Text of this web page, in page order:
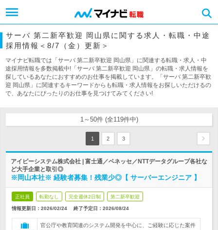
サーバ 第二新卒歓迎 岡山県に関する求人・転職・中途
採用情報＜8/7（金）更新＞
マイナビ転職では「サーバ 第二新卒歓迎 岡山県」に関連する転職・求人・中
途採用情報を多数掲載中!「サーバ 第二新卒歓迎 岡山県」の転職・求人情報を
探しているあなたにおすすめのお仕事を掲載しています。「サーバ 第二新卒歓
迎 岡山県」に関連するキーワードからも転職・求人情報をお探しいただけるの
で、あなたにぴったりのお仕事を見つけてみてください!
1～50件 (全119件中)
1 2 3
アイピーシステム株式会社 | 富士通／ベネッセ／NTTデータグループ各社な
ど大手企業と取引◎
※岡山本社※ 経験者募集！残業少◎【 サーバーエンジニア 】
正社員 転勤なし 完全週休2日制 第二新卒歓迎
情報更新日：2026/02/24 終了予定日： 2026/08/24
官公庁や教育関連のシステム開発を中心に、ご経験に応じた案件